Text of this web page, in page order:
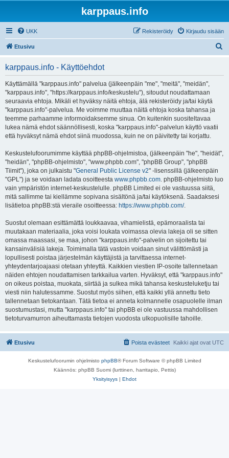
karppaus.info
UKK Kirjaudu sisään
Rekisteröidy
Etusivu
karppaus.info - Käyttöehdot
Käyttämällä "karppaus.info" palvelua (jälkeenpäin "me", "meitä", "meidän",
"karppaus.info", "https://karppaus.info/keskustelu"), sitoudut noudattamaan
seuraavia ehtoja. Mikäli et hyväksy näitä ehtoja, älä rekisteröidy ja/tai käytä
"karppaus.info"-palvelua. Me voimme muuttaa näitä ehtoja koska tahansa ja
teemme parhaamme informoidaksemme sinua. On kuitenkin suositeltavaa
lukea nämä ehdot säännöllisesti, koska "karppaus.info"-palvelun käyttö vaatii
että hyväksyt nämä ehdot siinä muodossa, kuin ne on päivitetty tai korjattu.
Keskustelufoorumimme käyttää phpBB-ohjelmistoa, (jälkeenpäin "he", "heidät",
"heidän", "phpBB-ohjelmisto", "www.phpbb.com", "phpBB Group", "phpBB
Tiimit"), joka on julkaistu "General Public License v2" -lisenssillä (jälkeenpäin
"GPL") ja se voidaan ladata osoitteesta www.phpbb.com. phpBB-ohjelmisto luo
vain ympäristön internet-keskustelulle. phpBB Limited ei ole vastuussa siitä,
mitä sallimme tai kiellämme sopivana sisältönä ja/tai käytöksenä. Saadaksesi
lisätietoa phpBB:stä vieraile osoitteessa: https://www.phpbb.com/.
Suostut olemaan esittämättä loukkaavaa, vihamielistä, epämoraalista tai
muutakaan materiaalia, joka voisi loukata voimassa olevia lakeja oli se sitten
omassa maassasi, se maa, johon "karppaus.info"-palvelin on sijoitettu tai
kansainvälisiä lakeja. Toimimalla tätä vastoin voidaan sinut välittömästi ja
lopullisesti poistaa järjestelmän käyttäjistä ja tarvittaessa internet-
yhteydentarjoajaasi otetaan yhteyttä. Kaikkien viestien IP-osoite tallennetaan
näiden ehtojen noudattamisen tarkkailua varten. Hyväksyt, että "karppaus.info"
on oikeus poistaa, muokata, siirtää ja sulkea mikä tahansa keskusteluketju tai
viesti niin halutessamme. Suostut myös siihen, että kaikki yllä annettu tieto
tallennetaan tietokantaan. Tätä tietoa ei anneta kolmannelle osapuolelle ilman
suostumustasi, mutta "karppaus.info" tai phpBB ei ole vastuussa mahdollisen
tietoturvamurron aiheuttamasta tietojen vuodosta ulkopuolisille tahoille.
Etusivu Kaikki ajat ovat UTC
Poista evästeet
Keskustelufoorumin ohjelmisto phpBB® Forum Software © phpBB Limited
Käännös: phpBB Suomi (lurttinen, harritapio, Pettis)
Yksityisyys | Ehdot